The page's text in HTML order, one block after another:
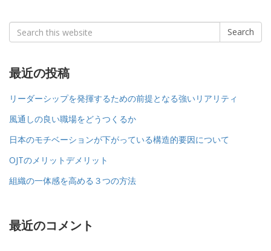
Search
for:
Search
最近の投稿
リーダーシップを発揮するための前提となる強いリアリティ
風通しの良い職場をどうつくるか
日本のモチベーションが下がっている構造的要因について
OJTのメリットデメリット
組織の一体感を高める３つの方法
最近のコメント